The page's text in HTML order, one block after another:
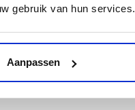
gebruik van hun services.
Aanpassen